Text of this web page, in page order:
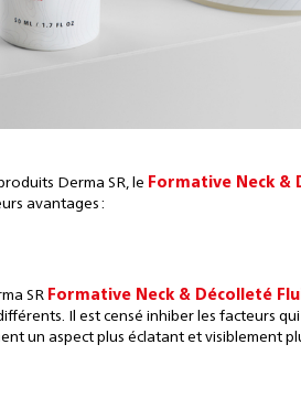
Derma SR, le Formative Neck &
avantages :
SR Formative Neck & Décolleté
Il est censé inhiber les facteurs
un aspect plus éclatant et visiblement